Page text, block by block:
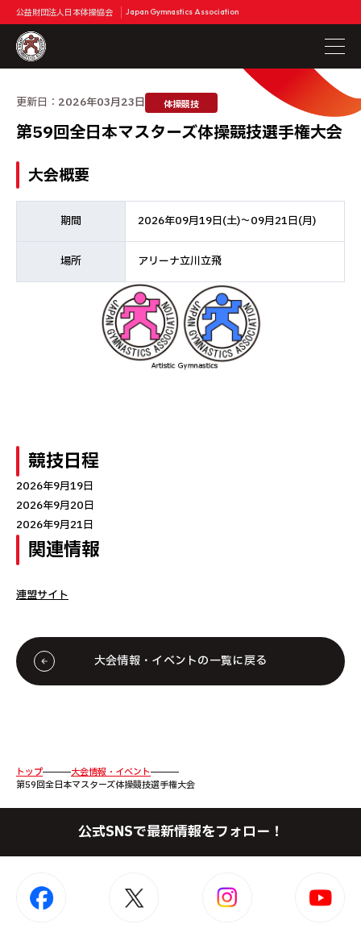
公益財団法人日本体操協会 Japan Gymnastics Association
更新日： 2026年03月23日 体操競技
第59回全日本マスターズ体操競技選手権大会
大会概要
期間 2026年09月19日(土)～09月21日(月)
場所 アリーナ立川立飛
競技日程
2026年9月19日
2026年9月20日
2026年9月21日
関連情報
連盟サイト
大会情報・イベントの一覧に戻る
トップ
大会情報・イベント
第59回全日本マスターズ体操競技選手権大会
公式SNSで最新情報をフォロー！